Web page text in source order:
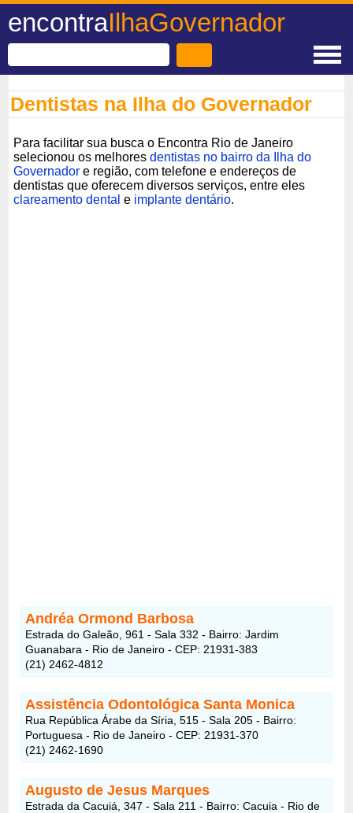
encontraIlhaGovernador
Dentistas na Ilha do Governador
Para facilitar sua busca o Encontra Rio de Janeiro
selecionou os melhoresdentistas no bairro da Ilha do
Governador e região, com telefone e endereços de
dentistas que oferecem diversos serviços, entre eles
clareamento dental e implante dentário.
Andréa Ormond Barbosa
Estrada do Galeão, 961 - Sala 332 - Bairro: Jardim
Guanabara - Rio de Janeiro - CEP: 21931-383
(21) 2462-4812
Assistência Odontológica Santa Monica
Rua República Árabe da Síria, 515 - Sala 205 - Bairro:
Portuguesa - Rio de Janeiro - CEP: 21931-370
(21) 2462-1690
Augusto de Jesus Marques
Estrada da Cacuiá, 347 - Sala 211 - Bairro: Cacuia - Rio de